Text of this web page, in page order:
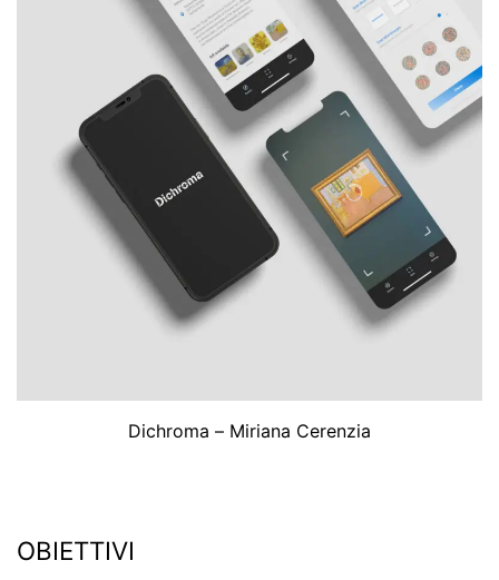
Dichroma – Miriana Cerenzia
Contatore
Martina Pilla
OBIETTIVI